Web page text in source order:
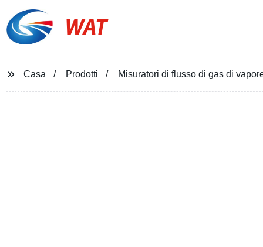
WAT
Casa Prodotti Misuratori di flusso di gas di